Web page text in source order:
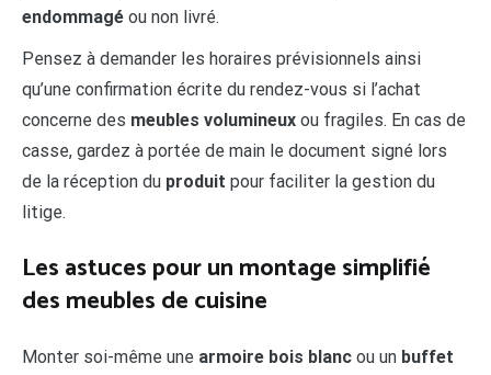
endommagé ou non livré.
Pensez à demander les horaires prévisionnels ainsi
qu’une confirmation écrite du rendez-vous si l’achat
concerne des meubles volumineux ou fragiles. En cas de
casse, gardez à portée de main le document signé lors
de la réception du produit pour faciliter la gestion du
litige.
Les astuces pour un montage simplifié
des meubles de cuisine
Monter soi-même une armoire bois blanc ou un buffet